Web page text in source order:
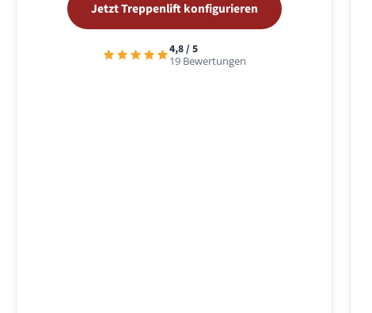
Jetzt Treppenlift konfigurieren
4,8 / 5
19 Bewertungen